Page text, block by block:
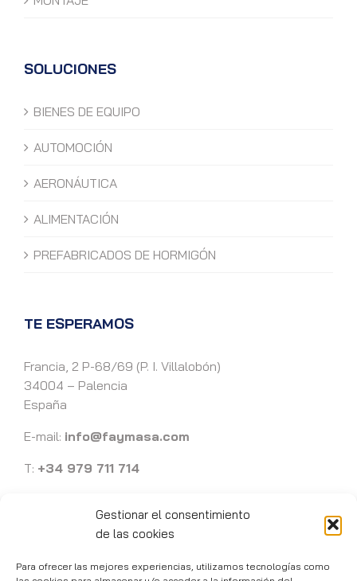
Gestionar el consentimiento
de las cookies
Para ofrecer las mejores experiencias, utilizamos tecnologías como
SOLUCIONES
BIENES DE EQUIPO
AUTOMOCIÓN
AERONÁUTICA
ALIMENTACIÓN
PREFABRICADOS DE HORMIGÓN
TE ESPERAMOS
Francia, 2 P-68/69 (P. I. Villalobón)
34004 – Palencia
España
E-mail: info@faymasa.com
T: +34 979 711 714
Faymasa 1989 -2026 | Ingeniería y mecanizados de precisión en